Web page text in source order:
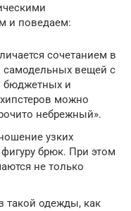
и поведаем:
сочетанием в
самодельных вещей с
и
можно
небрежный».
узких
брюк. При этом
не только
такой одежды, как